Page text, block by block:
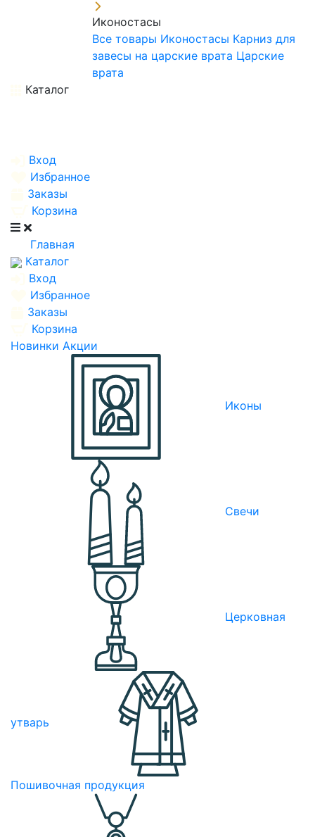
Иконостасы
Все товары Иконостасы Карниз для
завесы на царские врата Царские
врата
Каталог
Вход
Избранное
Заказы
Корзина
Главная
Каталог
Вход
Избранное
Заказы
Корзина
Новинки Акции
Иконы
Свечи
Церковная
утварь
Пошивочная продукция